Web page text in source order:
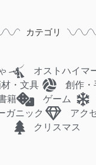
カテゴリ
オストハイマ
・文具
創作・
籍
ゲーム
ガニック
アク
クリスマス